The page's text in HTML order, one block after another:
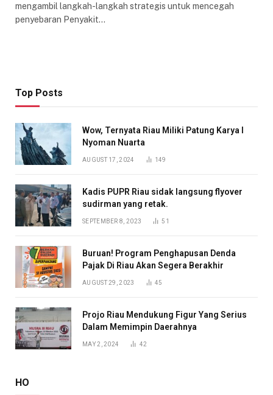
mengambil langkah-langkah strategis untuk mencegah
penyebaran Penyakit…
Top Posts
Wow, Ternyata Riau Miliki Patung Karya I
Nyoman Nuarta
AUGUST 17, 2024 149
Kadis PUPR Riau sidak langsung flyover
sudirman yang retak.
SEPTEMBER 8, 2023 51
Buruan! Program Penghapusan Denda
Pajak Di Riau Akan Segera Berakhir
AUGUST 29, 2023 45
Projo Riau Mendukung Figur Yang Serius
Dalam Memimpin Daerahnya
MAY 2, 2024 42
HO